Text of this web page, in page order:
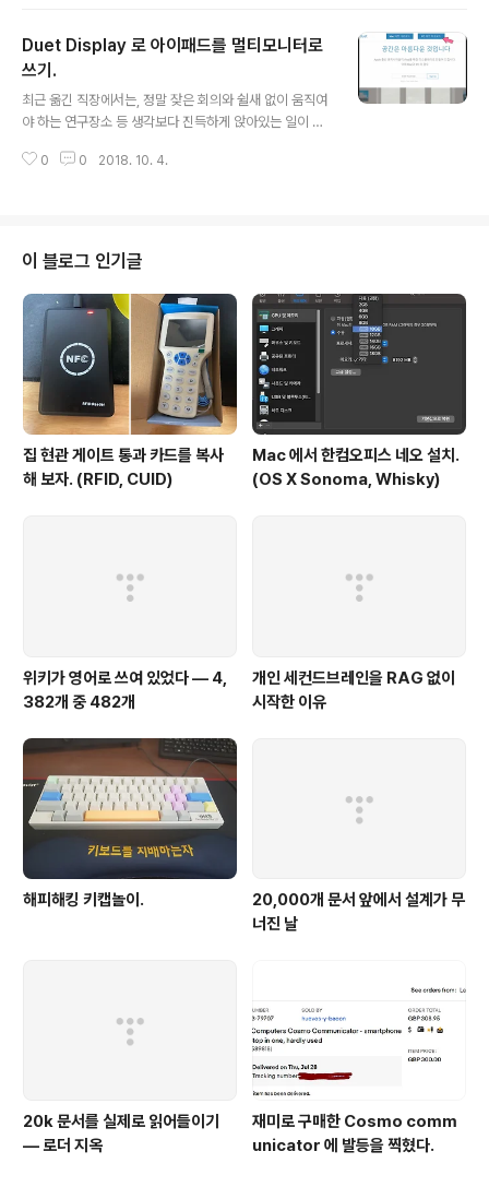
더이상 차고 다니지 않기도 하고, 운동 트랙을 휴대폰에 의
지하고 있어 조금 아쉬운 참에 어머니가 더이상 쓰시지 않
는 미밴드 2를 내가 본격적으로 써 보기로 했다. 스마트워
치 혹은 라이프로그 디바이스라면 참 다양하게 썼었다. Mi
sfit shine 을 10만원이 넘는 금액으로 직구하여 썼던 적
도 있고, 킥스타터를 통해 구매했던 Pebble Time, 그리
Duet Display 로 아이패드를 멀티모니터로
쓰기.
최근 옮긴 직장에서는, 정말 잦은 회의와 쉴새 없이 움직여
야 하는 연구장소 등 생각보다 진득하게 앉아있는 일이 별
도 있다. 대학원생의 다음 단계인 연구원, 연구교수의 삶이
북 에어가 구매한지 벌써 6년차에 접어들어 이미 늙어버린
만큼 배터리 문제로 골아파 본 적도 있고, 이것 저것 지친
일이 많아 한번의 지름신으로 마음을 회복해 보자는 요상
한(?) 이유도 있고 하여, 최근 아이패드를 덜컥 구입했다.
아이패드는 몇 버전에 걸쳐 샀다 팔았다를 반복했고, 애초
에 진성 애플빠 유저여서 ..
0 0 2018. 10. 4.
이 블로그 인기글
집 현관 게이트 통과 카드를 복사
해 보자. (RFID, CUID)
Mac 에서 한컴오피스 네오 설치.
(OS X Sonoma, Whisky)
위키가 영어로 쓰여 있었다 — 4,
382개 중 482개
개인 세컨드브레인을 RAG 없이
시작한 이유
해피해킹 키캡놀이.
20,000개 문서 앞에서 설계가 무
너진 날
20k 문서를 실제로 읽어들이기
— 로더 지옥
재미로 구매한 Cosmo comm
unicator 에 발등을 찍혔다.